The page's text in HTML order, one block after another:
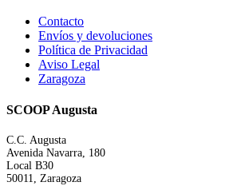
Contacto
Envíos y devoluciones
Política de Privacidad
Aviso Legal
Zaragoza
SCOOP Augusta
C.C. Augusta
Avenida Navarra, 180
Local B30
50011, Zaragoza